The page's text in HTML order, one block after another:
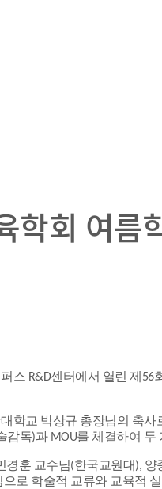
회 여름
스 R&D센터에서 열린 제
학교 박상규 총장님의 축사
독)과 MOU를 체결하여
훈 교수님(한국교원대),
로 학술적 교류와 교육적